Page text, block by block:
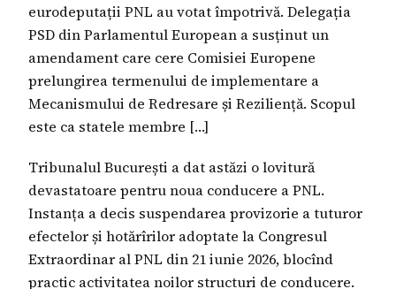
eurodeputații PNL au votat împotrivă. Delegația
PSD din Parlamentul European a susținut un
amendament care cere Comisiei Europene
prelungirea termenului de implementare a
Mecanismului de Redresare și Reziliență. Scopul
este ca statele membre […]
Tribunalul București a dat astăzi o lovitură
devastatoare pentru noua conducere a PNL.
Instanța a decis suspendarea provizorie a tuturor
efectelor și hotărîrilor adoptate la Congresul
Extraordinar al PNL din 21 iunie 2026, blocînd
practic activitatea noilor structuri de conducere.